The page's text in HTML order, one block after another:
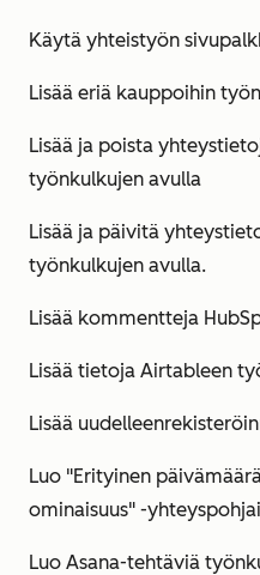
Käytä yhteistyön
Lisää eriä kauppoihin
Lisää ja poista
työnkulkujen avulla
Lisää ja päivitä
työnkulkujen avulla.
Lisää kommentteja
Lisää tietoja Airtableen
Lisää
Luo "Erityinen
ominaisuus" -
Luo Asana-tehtäviä